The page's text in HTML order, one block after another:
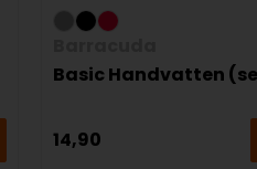
Basic Handvatten
14,90